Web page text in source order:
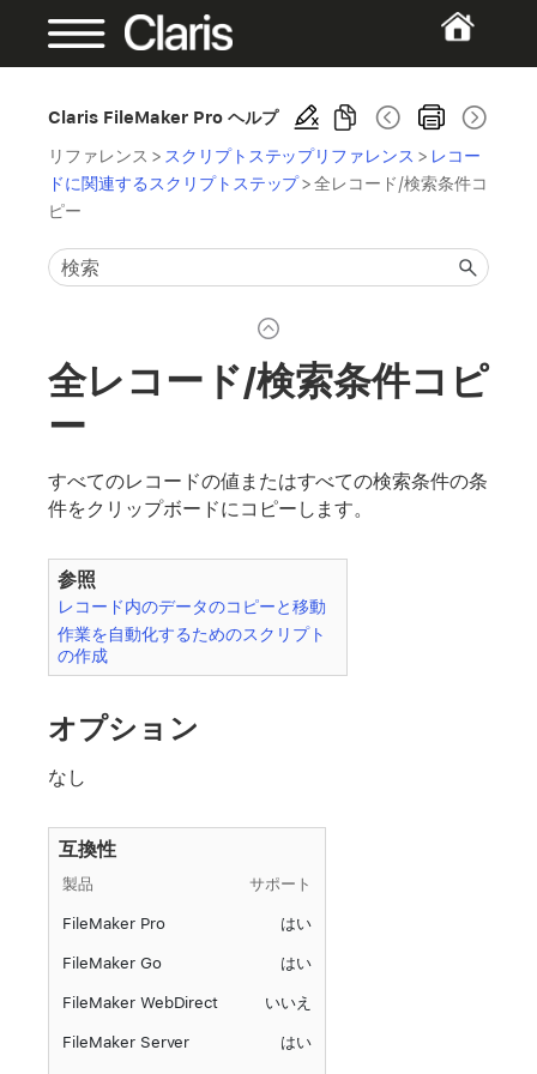
Claris FileMaker Pro ヘルプ
リファレンス > スクリプトステップリファレンス > レコー
ドに関連するスクリプトステップ> 全レコード/検索条件コ
ピー
全レコード/検索条件コピ
ー
すべてのレコードの値またはすべての検索条件の条
件をクリップボードにコピーします。
参照
レコード内のデータのコピーと移動
作業を自動化するためのスクリプト
の作成
オプション
なし
互換性
製品 サポート
FileMaker Pro はい
FileMaker Go はい
FileMaker WebDirect いいえ
FileMaker Server はい